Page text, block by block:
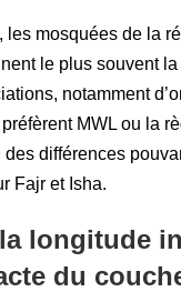
les mosquées de la
le plus souvent
notamment
MWL ou la
des différences
Fajr et Isha.
longitude
du